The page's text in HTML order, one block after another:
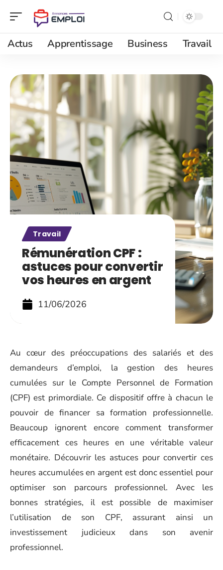
Actus Apprentissage Business Travail
Travail
Rémunération CPF :
astuces pour convertir
vos heures en argent
11/06/2026
Au cœur des préoccupations des salariés et des
demandeurs d’emploi, la gestion des heures
cumulées sur le Compte Personnel de Formation
(CPF) est primordiale. Ce dispositif offre à chacun le
pouvoir de financer sa formation professionnelle.
Beaucoup ignorent encore comment transformer
efficacement ces heures en une véritable valeur
monétaire. Découvrir les astuces pour convertir ces
heures accumulées en argent est donc essentiel pour
optimiser son parcours professionnel. Avec les
bonnes stratégies, il est possible de maximiser
l’utilisation de son CPF, assurant ainsi un
investissement judicieux dans son avenir
professionnel.